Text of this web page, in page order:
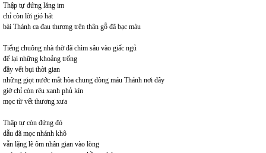
Thập tự đứng lăng im
chỉ còn lời gió hát
bài Thánh ca đau thương trên thân gỗ đã bạc màu
Tiếng chuông nhà thờ đã chìm sâu vào giấc ngủ
để lại những khoảng trống
đầy vết bụi thời gian
những giọt nước mắt hòa chung dòng máu Thánh nơi đây
giờ chỉ còn rêu xanh phủ kín
mọc từ vết thương xưa
Thập tự còn đứng đó
dẫu đã mọc nhánh khô
vẫn lặng lẽ ôm nhân gian vào lòng